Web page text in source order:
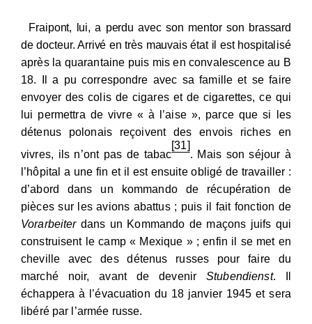
Fraipont, lui, a perdu avec son mentor son brassard
de docteur. Arrivé en très mauvais état il est hospita lisé
après la quarantaine puis mis en convalescence au B
18. Il a pu correspondre avec sa famille et se faire
envoyer des colis de cigares et de cigarettes, ce qui
lui permettra de vivre « à l’aise », parce que si les
détenus polonais reçoivent des envois riches en
vivres, ils n’ont pas de tabac
[31]
. Mais son séjour à
l’hôpital a une fin et il est ensuite obligé de travailler :
d’abord dans un kommando de récupération de
pièces sur les avions abattus ; puis il fait fonction de
Vorarbeiterdans un Kommando de maçons juifs qui
construisent le camp « Mexique » ; enfin il se met en
cheville avec des détenus russes pour faire du
marché noir, avant de devenirStubendienst. Il
échappera à l’évacuation du 18 janvier 1945 et sera
libéré par l’armée russe.